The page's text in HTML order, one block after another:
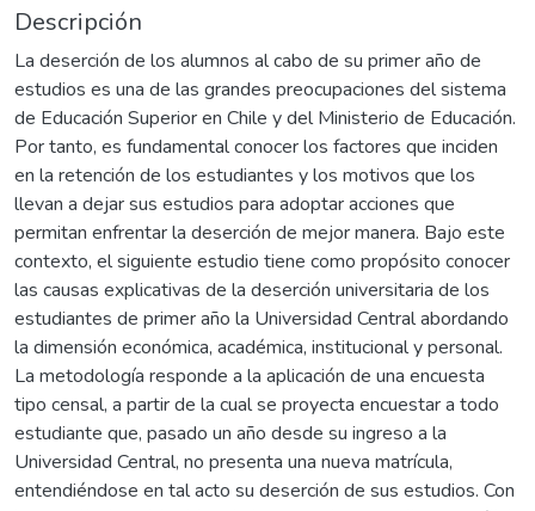
Descripción
La deserción de los alumnos al cabo de su primer año de
estudios es una de las grandes preocupaciones del sistema
de Educación Superior en Chile y del Ministerio de Educación.
Por tanto, es fundamental conocer los factores que inciden
en la retención de los estudiantes y los motivos que los
llevan a dejar sus estudios para adoptar acciones que
permitan enfrentar la deserción de mejor manera. Bajo este
contexto, el siguiente estudio tiene como propósito conocer
las causas explicativas de la deserción universitaria de los
estudiantes de primer año la Universidad Central abordando
la dimensión económica, académica, institucional y personal.
La metodología responde a la aplicación de una encuesta
tipo censal, a partir de la cual se proyecta encuestar a todo
estudiante que, pasado un año desde su ingreso a la
Universidad Central, no presenta una nueva matrícula,
entendiéndose en tal acto su deserción de sus estudios. Con